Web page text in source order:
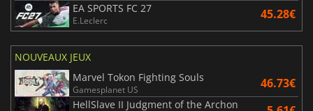
EA SPORTS FC 27
E.Leclerc 45.28€
NOUVEAUX JEUX
Marvel Tokon Fighting Souls
Gamesplanet US 46.73€
HellSlave II Judgment of the Archon